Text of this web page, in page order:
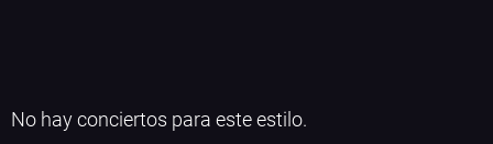
No hay conciertos para este estilo.